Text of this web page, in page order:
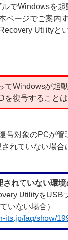
でWindowsを
ページでご案内
Utilityと
てWindowsが起
を復号すること
号対象のPCが
れていない場
されていない環
UtilityをUSB
いない場合）
its.jp/faq/show/